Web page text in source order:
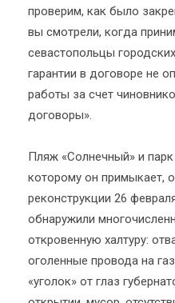
проверим, как было
вы смотрели, когда
севастопольцы
гарантии в договоре не
работы за счет
договоры».
Пляж «Солнечный» и
которому он примыкает,
реконструкции 26
обнаружили
откровенную халтуру:
оголенные провода на
«уголок» от глаз